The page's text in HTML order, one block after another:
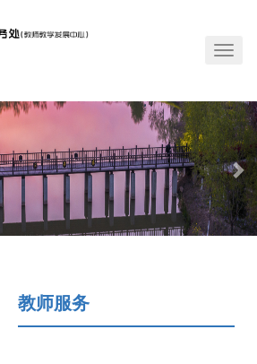
T
g
l
e
n
a
v
i
g
n
教师服务